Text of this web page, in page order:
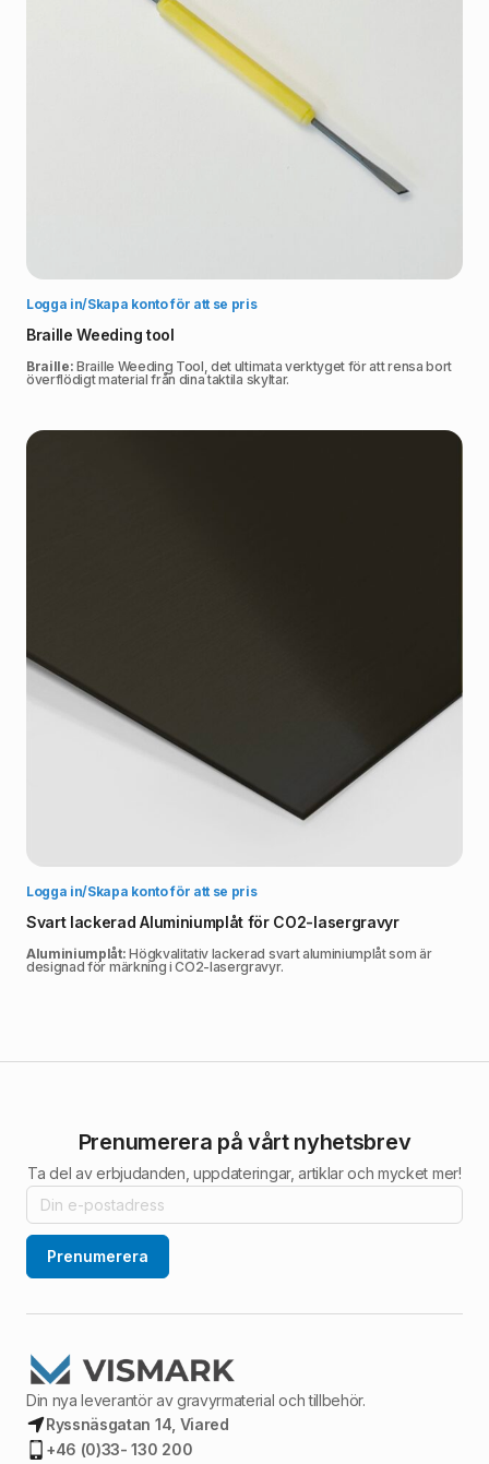
Logga in/Skapa konto för att se pris
Braille Weeding tool
Braille: Braille Weeding Tool, det ultimata verktyget för att rensa bort
överflödigt material från dina taktila skyltar.
Logga in/Skapa konto för att se pris
Svart lackerad Aluminiumplåt för CO2-lasergravyr
Aluminiumplåt: Högkvalitativ lackerad svart aluminiumplåt som är
designad för märkning i CO2-lasergravyr.
Prenumerera på vårt nyhetsbrev
Ta del av erbjudanden, uppdateringar, artiklar och mycket mer!
Prenumerera
Din nya leverantör av gravyrmaterial och tillbehör.
Ryssnäsgatan 14, Viared
+46 (0)33- 130 200